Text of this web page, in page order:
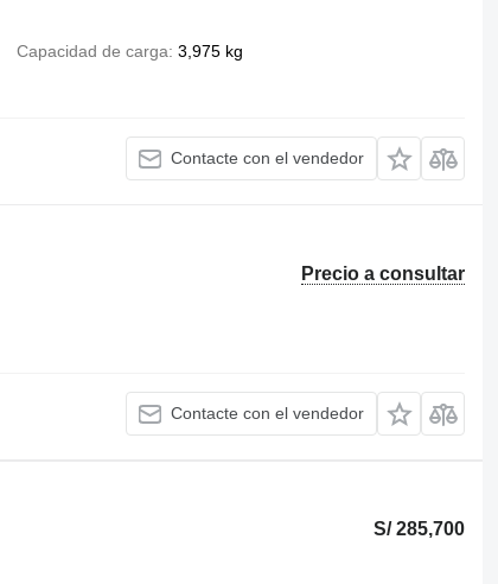
Capacidad de carga 3,975 kg
Contacte con el vendedor
Precio a consultar
Contacte con el vendedor
S/ 285,700